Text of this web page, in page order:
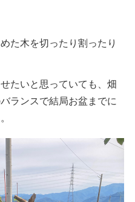
た木を切ったり割ったり
たいと思っていても、畑
ランスで結局お盆までに